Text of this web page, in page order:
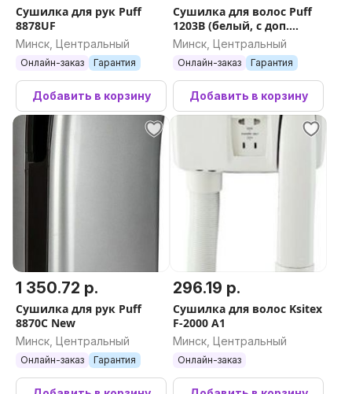
Сушилка для рук Puff
8878UF
Минск, Центральный
Онлайн-заказ Гарантия
Добавить в корзину
Сушилка для волос Puff
1203B (белый, с доп.
розеткой)
Минск, Центральный
Онлайн-заказ Гарантия
Добавить в корзину
1 350.72 р.
Сушилка для рук Puff
8870C New
Минск, Центральный
Онлайн-заказ Гарантия
296.19 р.
Сушилка для волос Ksitex
F-2000 A1
Минск, Центральный
Онлайн-заказ